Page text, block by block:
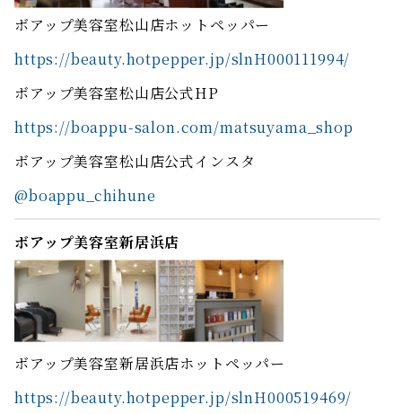
ボアップ美容室松山店ホットペッパー
https://beauty.hotpepper.jp/slnH000111994/
ボアップ美容室松山店公式HP
https://boappu-salon.com/matsuyama_shop
ボアップ美容室松山店公式インスタ
@boappu_chihune
ボアップ美容室新居浜店
ボアップ美容室新居浜店ホットペッパー
https://beauty.hotpepper.jp/slnH000519469/